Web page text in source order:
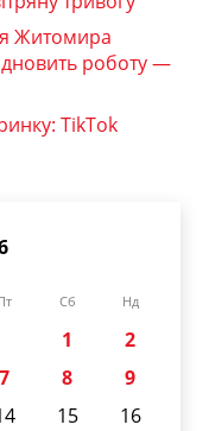
Житомира
роботу —
TikTok
Сб Нд
1
2
7 8
9
15
16